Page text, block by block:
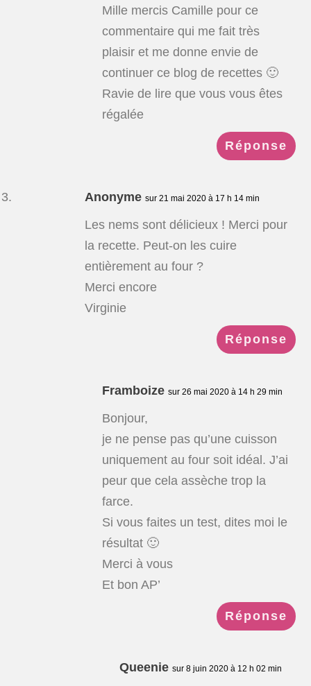
Mille mercis Camille pour ce
commentaire qui me fait très
plaisir et me donne envie de
continuer ce blog de recettes 🙂
Ravie de lire que vous vous êtes
régalée
Réponse
Anonyme sur 21 mai 2020 à 17 h 14 min
Les nems sont délicieux ! Merci pour
la recette. Peut-on les cuire
entièrement au four ?
Merci encore
Virginie
Réponse
Framboize sur 26 mai 2020 à 14 h 29 min
Bonjour,
je ne pense pas qu’une cuisson
uniquement au four soit idéal. J’ai
peur que cela assèche trop la
farce.
Si vous faites un test, dites moi le
résultat 🙂
Merci à vous
Et bon AP’
Réponse
Queenie sur 8 juin 2020 à 12 h 02 min